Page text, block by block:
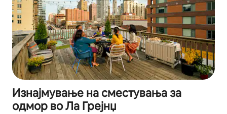
Изнајмување на сместувања за
одмор во Ла Грејнџ